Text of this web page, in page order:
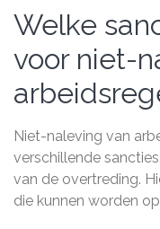
Welke
voor niet-
Niet-naleving van
verschillende
van de overtreding.
die kunnen worden